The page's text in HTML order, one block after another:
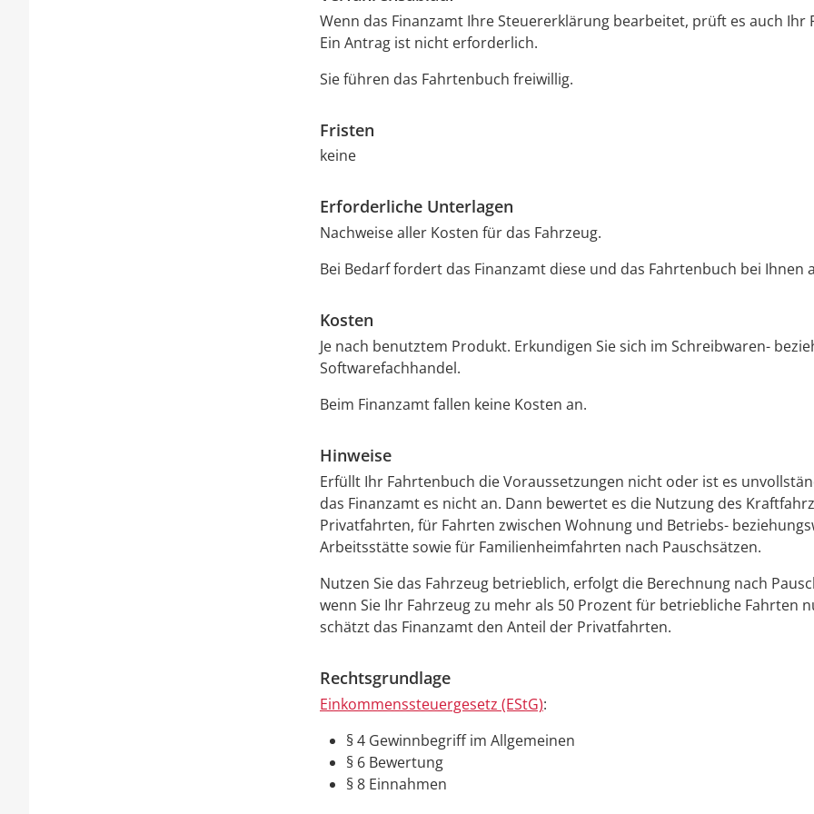
Wenn das Finanzamt Ihre Steuererklärung bearbeitet, prüft es auch Ihr
Ein Antrag ist nicht erforderlich.
Sie führen das Fahrtenbuch freiwillig.
Fristen
keine
Erforderliche Unterlagen
Nachweise aller Kosten für das Fahrzeug.
Bei Bedarf fordert das Finanzamt diese und das Fahrtenbuch bei Ihnen
Kosten
Je nach benutztem Produkt. Erkundigen Sie sich im Schreibwaren-
Softwarefachhandel.
Beim Finanzamt fallen keine Kosten an.
Hinweise
Erfüllt Ihr Fahrtenbuch die Voraussetzungen nicht oder ist es
das Finanzamt es nicht an. Dann bewertet es die Nutzung des
Privatfahrten, für Fahrten zwischen Wohnung und Betriebs-
Arbeitsstätte sowie für Familienheimfahrten nach Pauschsätzen.
Nutzen Sie das Fahrzeug betrieblich, erfolgt die Berechnung nach
wenn Sie Ihr Fahrzeug zu mehr als 50 Prozent für betriebliche Fahrten
schätzt das Finanzamt den Anteil der Privatfahrten.
Rechtsgrundlage
Einkommenssteuergesetz (EStG):
§ 4 Gewinnbegriff im Allgemeinen
§ 6 Bewertung
§ 8 Einnahmen